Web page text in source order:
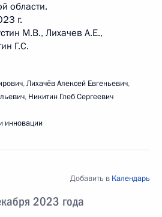
области.
г.
М.В., Лихачев А.Е.,
Г.С.
,Лихачёв Алексей Евгеньевич,
, Никитин Глеб Сергеевич
инновации
2023 года
Добавить в Календарь